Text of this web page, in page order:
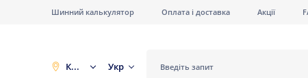
Шинний калькулятор Оплата і доставка Акції
Київ Укр